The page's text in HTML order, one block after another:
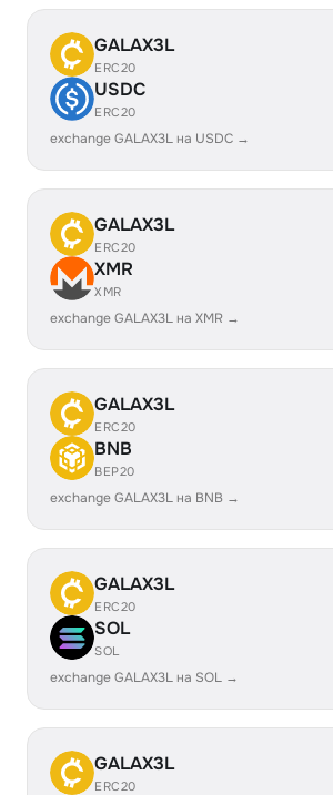
GALAX3L
ERC20
USDC
ERC20
exchange GALAX3L на USDC →
GALAX3L
ERC20
XMR
XMR
exchange GALAX3L на XMR →
GALAX3L
ERC20
BNB
BEP20
exchange GALAX3L на BNB →
GALAX3L
ERC20
SOL
SOL
exchange GALAX3L на SOL →
GALAX3L
ERC20